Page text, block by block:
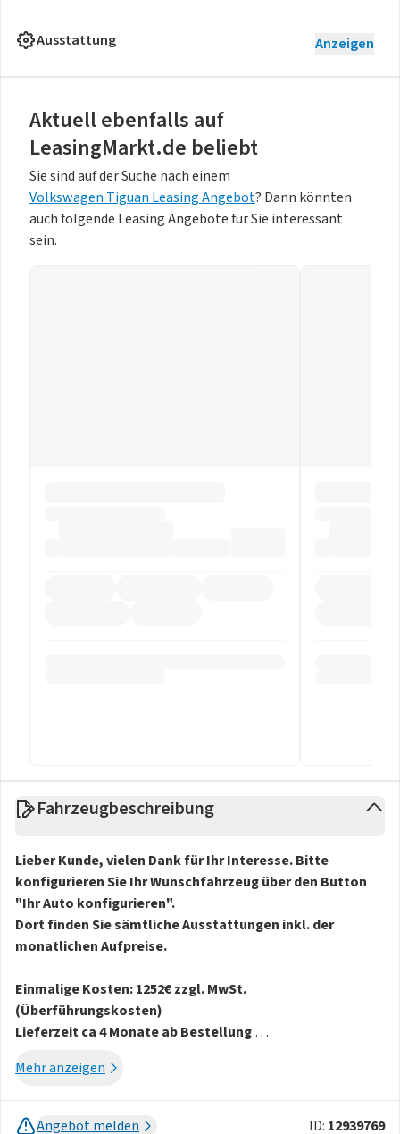
Ausstattung Anzeigen
Aktuell ebenfalls auf
LeasingMarkt.de beliebt
Sie sind auf der Suche nach einem
Volkswagen Tiguan Leasing Angebot? Dann könnten
auch folgende Leasing Angebote für Sie interessant
sein.
Fahrzeugbeschreibung
Lieber Kunde, vielen Dank für Ihr Interesse. Bitte
konfigurieren Sie Ihr Wunschfahrzeug über den Button
"Ihr Auto konfigurieren".
Dort finden Sie sämtliche Ausstattungen inkl. der
monatlichen Aufpreise.
Einmalige Kosten: 1252€ zzgl. MwSt.
(Überführungskosten)
Lieferzeit ca 4 Monate ab Bestellung
Abholung: Wolfsburg
Mehr anzeigen
Angebot melden ID: 12939769